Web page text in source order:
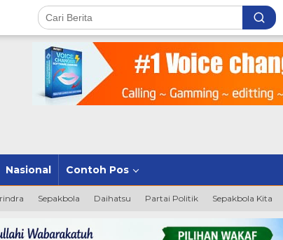
Nasional Contoh Pos
Sepakbola Daihatsu Partai Politik Sepakbola Kita